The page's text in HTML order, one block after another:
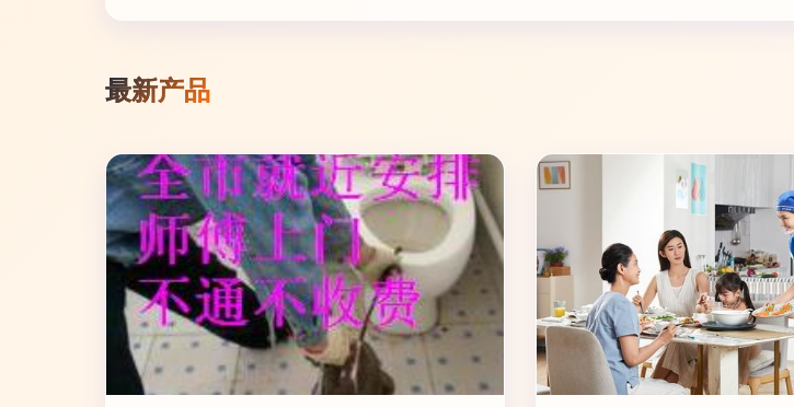
最新产品